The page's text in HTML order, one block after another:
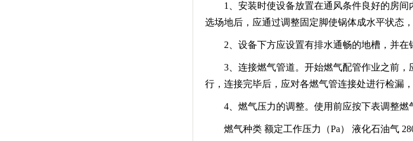
1、安装时使设备放置在通风条件良好的房
选场地后，应通过调整固定脚使锅体成水平状态
2、设备下方应设置有排水通畅的地槽，并
3、连接燃气管道。开始燃气配管作业之前
行，连接完毕后，应对各燃气管连接处进行检漏
4、燃气压力的调整。使用前应按下表调整
燃气种类 额定工作压力（Pa） 液化石油气